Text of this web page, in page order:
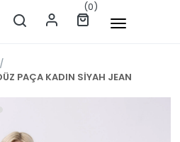
(0)
/
PAÇA KADIN SİYAH JEAN